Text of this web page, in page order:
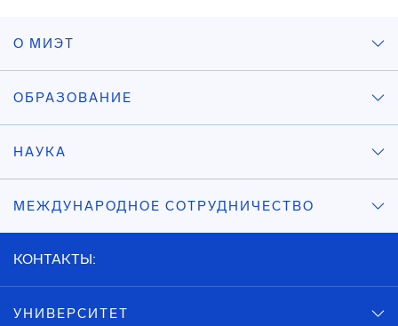
О МИЭТ
ОБРАЗОВАНИЕ
НАУКА
МЕЖДУНАРОДНОЕ СОТРУДНИЧЕСТВО
КОНТАКТЫ:
УНИВЕРСИТЕТ